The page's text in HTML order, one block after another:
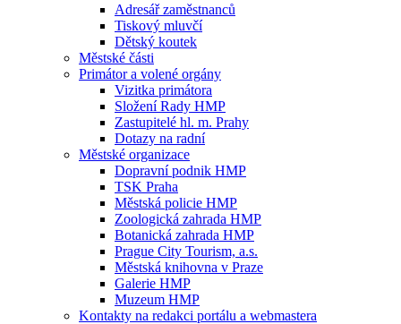
Adresář zaměstnanců
Tiskový mluvčí
Dětský koutek
Městské části
Primátor a volené orgány
Vizitka primátora
Složení Rady HMP
Zastupitelé hl. m. Prahy
Dotazy na radní
Městské organizace
Dopravní podnik HMP
TSK Praha
Městská policie HMP
Zoologická zahrada HMP
Botanická zahrada HMP
Prague City Tourism, a.s.
Městská knihovna v Praze
Galerie HMP
Muzeum HMP
Kontakty na redakci portálu a webmastera